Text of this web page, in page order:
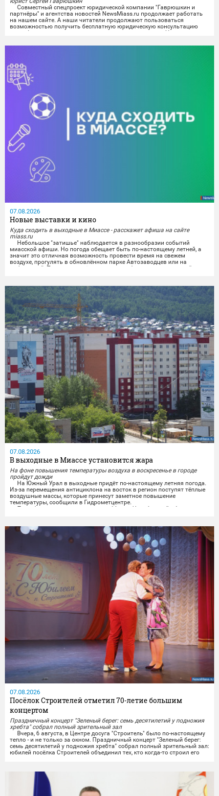
Совместный спецпроект юридической компании "Гаврюшкин и
партнёры" и агентства новостей NewsMiass.ru продолжает работать
на нашем сайте. А наши читатели продолжают пользоваться
возможностью получить бесплатную юридическую консультацию
квалифицированного специалиста не выходя из дома. На вопросы
Все поступившие на сегодняшний день вопросы уже проработаны,
07.08.2026
Новые выставки и кино
Куда сходить в выходные в Миассе - расскажет афиша на сайте
miass.ru
Небольшое "затишье" наблюдается в разнообразии событий
миасской афиши. Но погода обещает быть по-настоящему летней, а
значит это отличная возможность провести время на свежем
воздухе, прогулять в обновлённом парке Автозаводцев или на
набережной. Тем же, кто всё же хочет приобщиться к культурной
07.08.2026
В выходные в Миассе установится жара
На фоне повышения температуры воздуха в воскресенье в городе
пройдут дожди
На Южный Урал в выходные придёт по-настоящему летняя погода.
Из-за перемещения антициклона на восток в регион поступят тёплые
воздушные массы, которые принесут заметное повышение
температуры, сообщили в Гидрометцентре.
По информации синоптиков, в субботу в Челябинской области
07.08.2026
Посёлок Строителей отметил 70-летие большим
концертом
Праздничный концерт "Зеленый берег: семь десятилетий у подножия
хребта" собрал полный зрительный зал
Вчера, 6 августа, в Центре досуга "Строитель" было по-настоящему
тепло - и не только за окном. Праздничный концерт "Зеленый берег:
семь десятилетий у подножия хребта" собрал полный зрительный зал:
юбилей посёлка Строителей объединил тех, кто когда-то строил его
Со сцены звучали тёплые слова...